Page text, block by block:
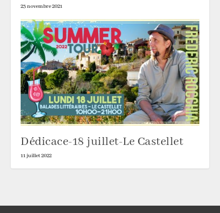
23 novembre 2021
Dédicace-18 juillet-Le Castellet
11 juillet 2022